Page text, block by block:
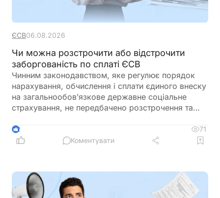
ЄСВ06.08.2026
Чи можна розстрочити або відстрочити
заборгованість по сплаті ЄСВ
Чинним законодавством, яке регулює порядок
нарахування, обчислення і сплати єдиного внеску
на загальнообов’язкове державне соціальне
страхування, не передбачено розстрочення та
внеску
2
71
Коментувати